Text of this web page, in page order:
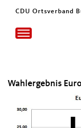
CDU Ortsverband
Toggle
navigation
Wahlergebnis